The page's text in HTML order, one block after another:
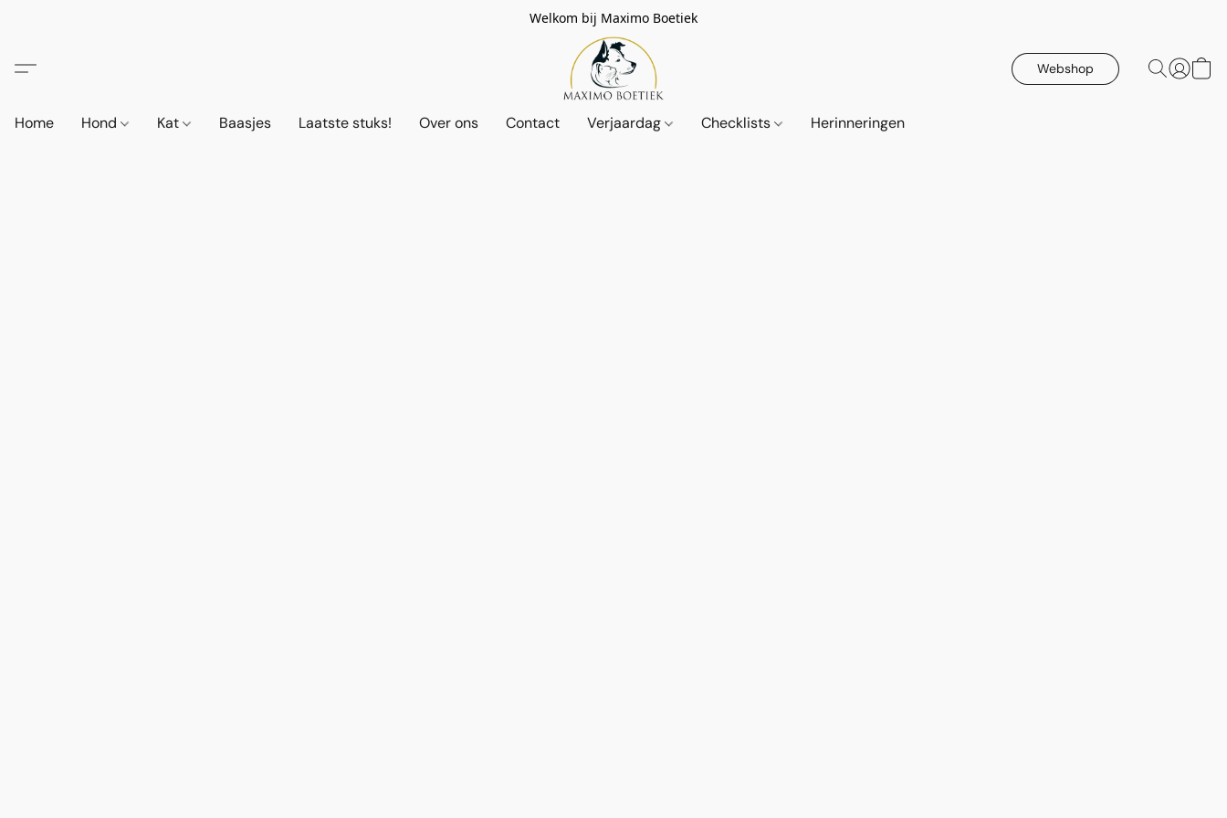
Welkom bij Maximo Boetiek
Webshop
Home Hond Kat Baasjes Laatste stuks! Over ons Contact Verjaardag Checklists Herinneringen